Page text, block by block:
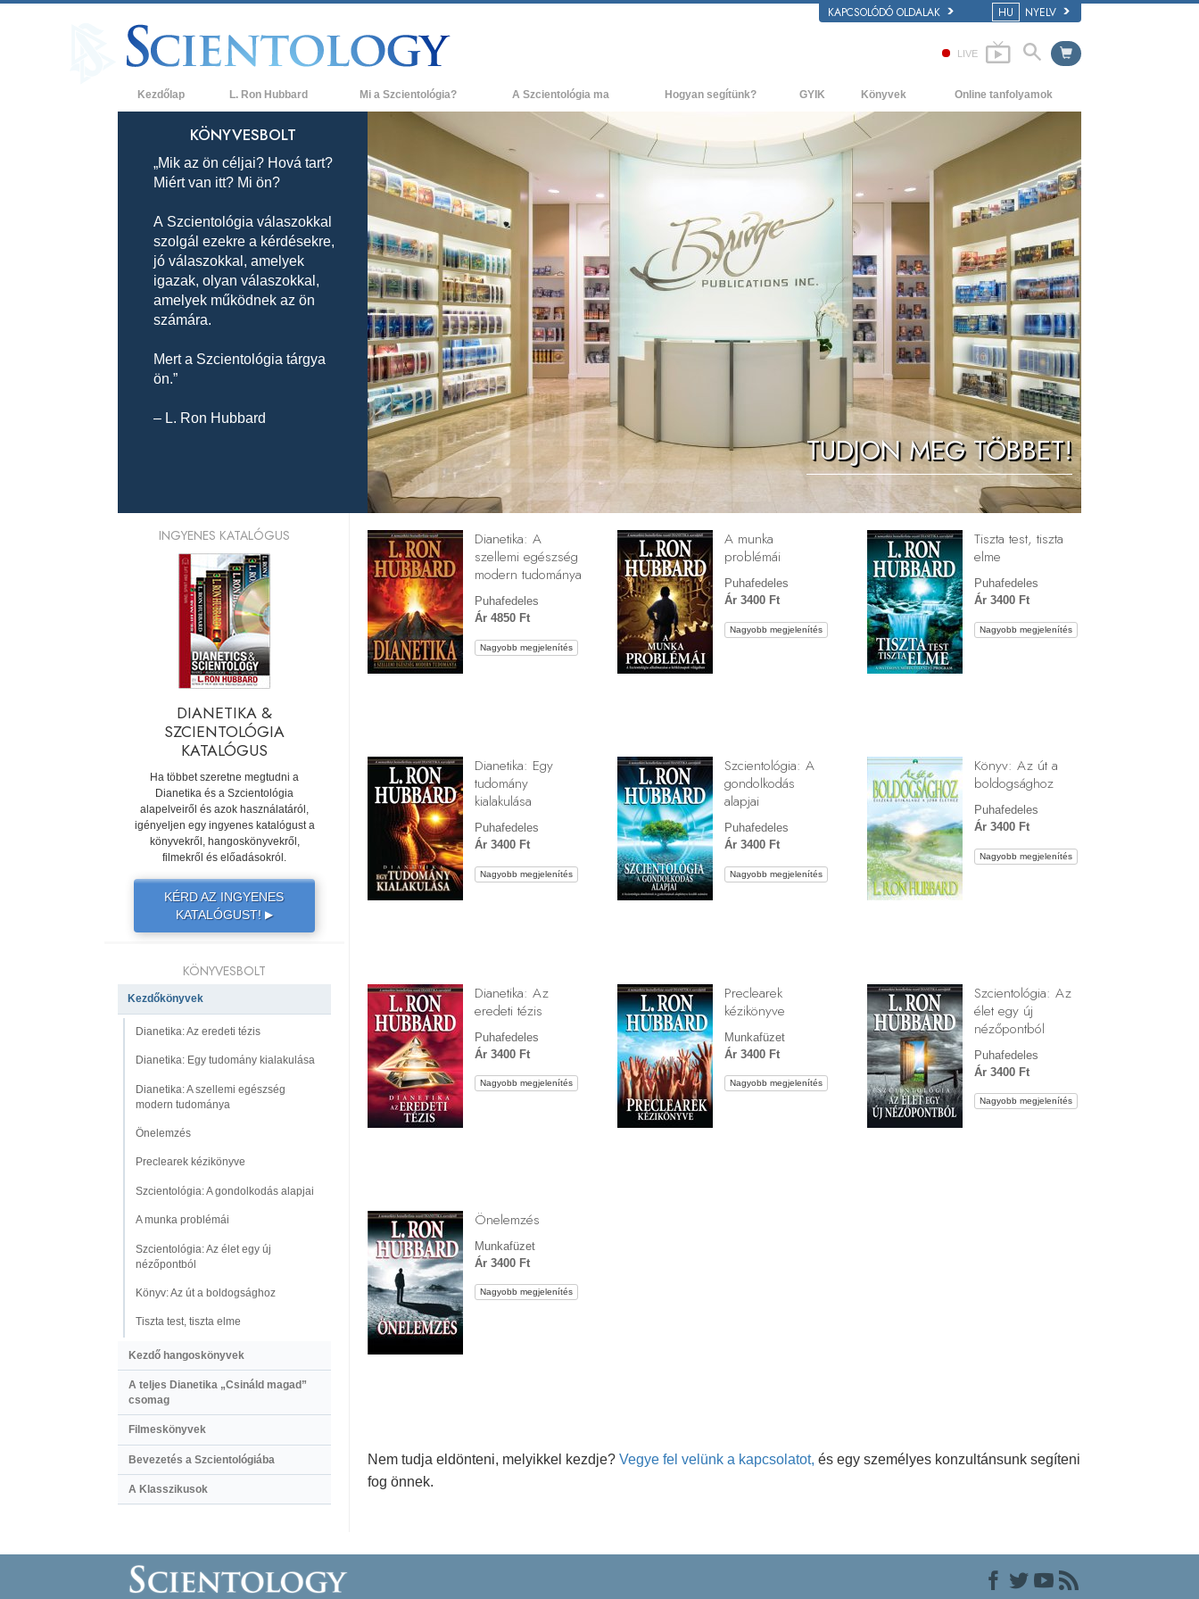
KAPCSOLÓDÓ OLDALAK HU NYELV
LIVE
Kezdőlap L. Ron Hubbard Mi a Szcientológia?
Hittételek és gyakorlatok
A Szcientológia hitvallásai és kódexei
Mit mondanak a szcientológusok
a Szcientológiáról?
Ismerjen meg egy szcientológust!
Látogatás egy egyházban
A Szcientológia alapelvei
Bevezetés a Dianetikába
Szeretet és gyűlölet –
Mi a nagyság?
A Szcientológia ma
Szcientológia egyházak
Új Szcientológia egyházak
Haladó szervezetek
Flag Szárazföldi Bázis
Freewinds
Eljuttatjuk a világnak a Szcientológiát
David Miscavige - A Szcientológia vallás
vezetője
Hogyan segítünk? GYIK
Háttér és alapelvek
Látogatás egy egyházban
A Szcientológia szervezetek
Könyvek
Kezdőkönyvek
Bevezető előadások
Filmek
Online tanfolyamok
Hogyan oldjunk meg konfliktusokat?
A létezés dinamikái
A megértés összetevői
Megoldások a veszélyes környezetre
Asszisztok betegségekre és
sérülésekre
Tisztesség és becsület
Házasság
Az érzelmi Tónusskála
Megoldások a drogokra
Gyerekek
Eszközök a munkahelyen
Az etika és az állapotok
Az elnyomás oka
Kivizsgálások
A szervezés alapjai
A public relations alapjai
TUDJON MEG TÖBBET!
KÖNYVESBOLT
„Mik az ön céljai? Hová tart?
Miért van itt? Mi ön?
A Szcientológia válaszokkal
szolgál ezekre a kérdésekre,
jó válaszokkal, amelyek
igazak, olyan válaszokkal,
amelyek működnek az ön
számára.
Mert a Szcientológia tárgya
ön.”
– L. Ron Hubbard
Dianetika: A
szellemi egészség
modern tudománya
Puhafedeles
Ár 4850 Ft
Nagyobb megjelenítés
A munka
problémái
Puhafedeles
Ár 3400 Ft
Nagyobb megjelenítés
Tiszta test, tiszta
elme
Puhafedeles
Ár 3400 Ft
Nagyobb megjelenítés
Dianetika: Egy
tudomány
kialakulása
Puhafedeles
Ár 3400 Ft
Nagyobb megjelenítés
Szcientológia: A
gondolkodás
alapjai
Puhafedeles
Ár 3400 Ft
Nagyobb megjelenítés
Könyv: Az út a
boldogsághoz
Puhafedeles
Ár 3400 Ft
Nagyobb megjelenítés
Dianetika: Az
eredeti tézis
Puhafedeles
Ár 3400 Ft
Nagyobb megjelenítés
Preclearek
kézikönyve
Munkafüzet
Ár 3400 Ft
Nagyobb megjelenítés
Szcientológia: Az
élet egy új
nézőpontból
Puhafedeles
Ár 3400 Ft
Nagyobb megjelenítés
Önelemzés
Munkafüzet
Ár 3400 Ft
Nagyobb megjelenítés
Nem tudja eldönteni, melyikkel kezdje? Vegye fel velünk a kapcsolatot, és egy személyes konzultánsunk segíteni
fog önnek.
INGYENES KATALÓGUS
DIANETIKA &
SZCIENTOLÓGIA
KATALÓGUS
Ha többet szeretne megtudni a
Dianetika és a Szcientológia
alapelveiről és azok használatáról,
igényeljen egy ingyenes katalógust a
könyvekről, hangoskönyvekről,
filmekről és előadásokról.
KÉRD AZ INGYENES
KATALÓGUST! ▶
KÖNYVESBOLT
Kezdőkönyvek
Dianetika: Az eredeti tézis
Dianetika: Egy tudomány kialakulása
Dianetika: A szellemi egészség
modern tudománya
Önelemzés
Preclearek kézikönyve
Szcientológia: A gondolkodás alapjai
A munka problémái
Szcientológia: Az élet egy új
nézőpontból
Könyv: Az út a boldogsághoz
Tiszta test, tiszta elme
Kezdő hangoskönyvek
A teljes Dianetika „Csináld magad”
csomag
Filmeskönyvek
Bevezetés a Szcientológiába
A Klasszikusok